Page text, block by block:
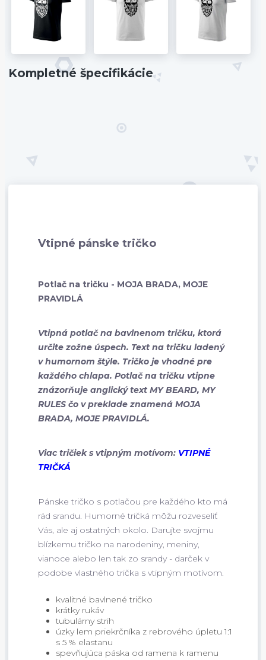
Kompletné špecifikácie
Vtipné pánske tričko
Potlač na tričku - MOJA BRADA, MOJE
PRAVIDLÁ
Vtipná potlač na bavlnenom tričku, ktorá
určite zožne úspech. Text na tričku ladený
v humornom štýle. Tričko je vhodné pre
každého chlapa. Potlač na tričku vtipne
znázorňuje anglický text MY BEARD, MY
RULES čo v preklade znamená MOJA
BRADA, MOJE PRAVIDLÁ.
Viac tričiek s vtipným motívom: VTIPNÉ
TRIČKÁ
Pánske tričko s potlačou pre každého kto má
rád srandu. Humorné tričká môžu rozveseliť
Vás, ale aj ostatných okolo. Darujte svojmu
blízkemu tričko na narodeniny, meniny,
vianoce alebo len tak zo srandy - darček v
podobe vlastného trička s vtipným motívom.
kvalitné bavlnené tričko
krátky rukáv
tubulárny strih
úzky lem priekrčníka z rebrového úpletu 1:1
s 5 % elastanu
spevňujúca páska od ramena k ramenu